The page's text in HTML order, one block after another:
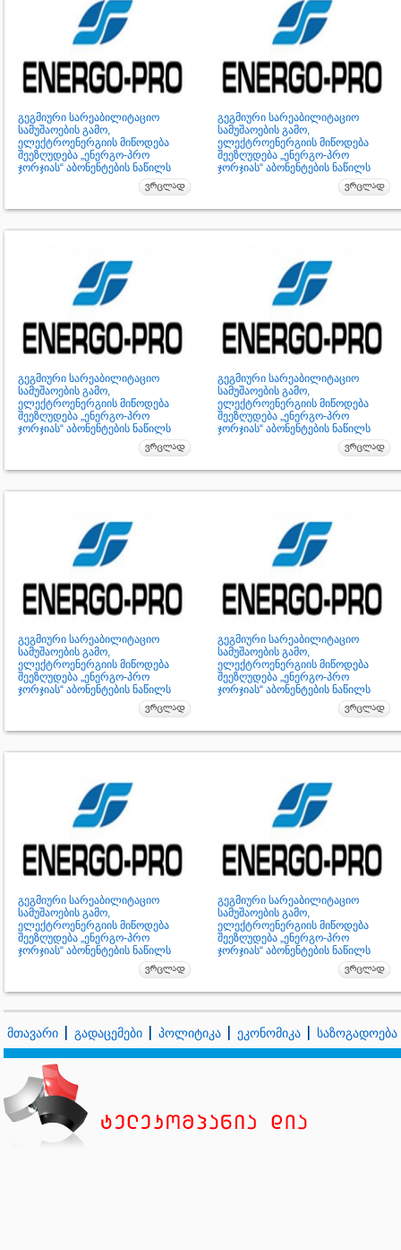
გეგმიური სარეაბილიტაციო
სამუშაოების გამო,
ელექტროენერგიის მიწოდება
შეეზღუდება „ენერგო-პრო
ჯორჯიას“ აბონენტების ნაწილს
გეგმიური სარეაბილიტაციო
სამუშაოების გამო,
ელექტროენერგიის მიწოდება
შეეზღუდება „ენერგო-პრო
ჯორჯიას“ აბონენტების ნაწილს
გეგმიური სარეაბილიტაციო
სამუშაოების გამო,
ელექტროენერგიის მიწოდება
შეეზღუდება „ენერგო-პრო
ჯორჯიას“ აბონენტების ნაწილს
გეგმიური სარეაბილიტაციო
სამუშაოების გამო,
ელექტროენერგიის მიწოდება
შეეზღუდება „ენერგო-პრო
ჯორჯიას“ აბონენტების ნაწილს
გეგმიური სარეაბილიტაციო
სამუშაოების გამო,
ელექტროენერგიის მიწოდება
შეეზღუდება „ენერგო-პრო
ჯორჯიას“ აბონენტების ნაწილს
გეგმიური სარეაბილიტაციო
სამუშაოების გამო,
ელექტროენერგიის მიწოდება
შეეზღუდება „ენერგო-პრო
ჯორჯიას“ აბონენტების ნაწილს
გეგმიური სარეაბილიტაციო
სამუშაოების გამო,
ელექტროენერგიის მიწოდება
შეეზღუდება „ენერგო-პრო
ჯორჯიას“ აბონენტების ნაწილს
გეგმიური სარეაბილიტაციო
სამუშაოების გამო,
ელექტროენერგიის მიწოდება
შეეზღუდება „ენერგო-პრო
ჯორჯიას“ აბონენტების ნაწილს
მთავარი გადაცემები პოლიტიკა ეკონომიკა საზოგადოება